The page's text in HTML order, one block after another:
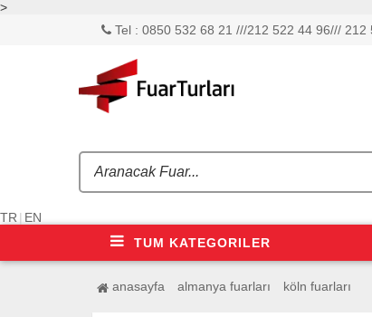
>
Tel : 0850 532 68 21 ///212 522 44 96/// 212
TR | EN
TUM KATEGORILER
anasayfa almanya fuarları köln fuarları